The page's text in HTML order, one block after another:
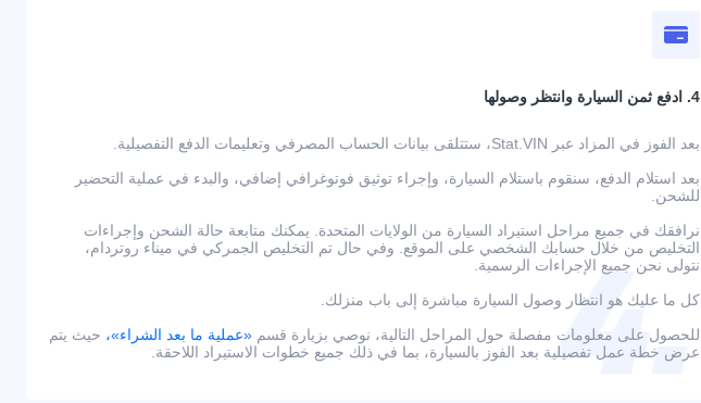
4. ادفع ثمن السيارة وانتظر وصولها
بعد الفوز في المزاد عبر Stat.VIN، ستتلقى بيانات الحساب المصرفي وتعليمات الدفع التفصيلية.
بعد استلام الدفع، سنقوم باستلام السيارة، وإجراء توثيق فوتوغرافي إضافي، والبدء في عملية التحضير
للشحن.
نرافقك في جميع مراحل استيراد السيارة من الولايات المتحدة. يمكنك متابعة حالة الشحن وإجراءات
التخليص من خلال حسابك الشخصي على الموقع. وفي حال تم التخليص الجمركي في ميناء روتردام،
نتولى نحن جميع الإجراءات الرسمية.
كل ما عليك هو انتظار وصول السيارة مباشرة إلى باب منزلك.
للحصول على معلومات مفصلة حول المراحل التالية، نوصي بزيارة قسم «عملية ما بعد الشراء»، حيث يتم
عرض خطة عمل تفصيلية بعد الفوز بالسيارة، بما في ذلك جميع خطوات الاستيراد اللاحقة.